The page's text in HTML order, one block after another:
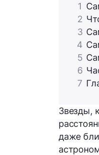
1
2
3
4
5
6
7
Звезды,
даже